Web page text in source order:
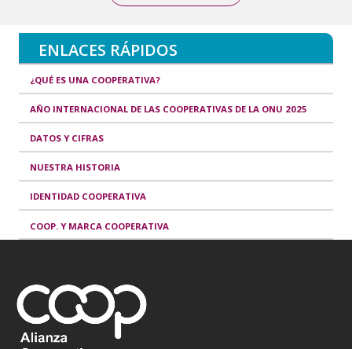
ENLACES RÁPIDOS
¿QUÉ ES UNA COOPERATIVA?
AÑO INTERNACIONAL DE LAS COOPERATIVAS DE LA ONU 2025
DATOS Y CIFRAS
NUESTRA HISTORIA
IDENTIDAD COOPERATIVA
COOP. Y MARCA COOPERATIVA